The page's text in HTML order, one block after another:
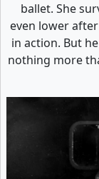
ballet. She
even lower
in action. But
nothing more